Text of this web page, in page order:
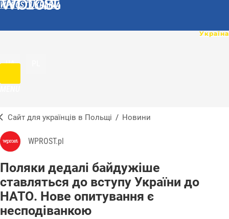
WPROST UKRAINA
UA
Сайт для українців в Польщі / Новини
WPROST.pl
Поляки дедалі байдужіше
ставляться до вступу України до
НАТО. Нове опитування є
несподіванкою